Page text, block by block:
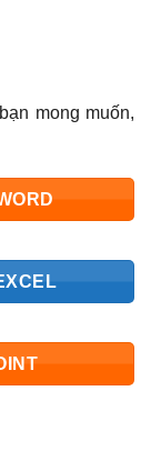
mong muốn,